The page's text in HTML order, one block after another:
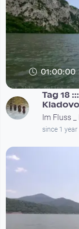
01:00:00
Tag 18
Im Fluss _
since 1